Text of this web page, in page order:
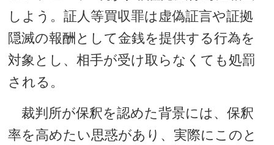
しよう。証人等買収罪は虚偽証言や証拠
隠滅の報酬として金銭を提供する行為を
対象とし、相手が受け取らなくても処罰
される。
裁判所が保釈を認めた背景には、保釈
率を高めたい思惑があり、実際にこのと